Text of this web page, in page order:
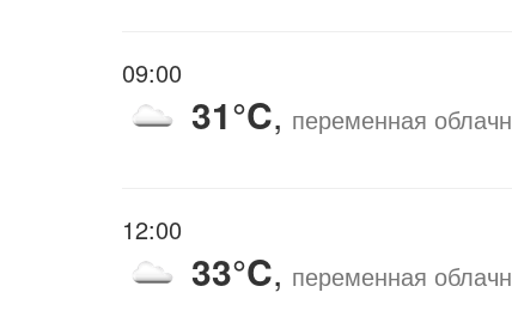
09:00
31°C, переменная
12:00
33°C, переменная